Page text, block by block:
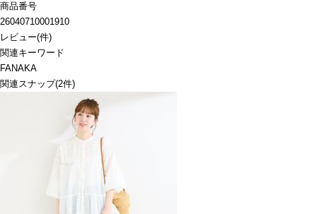
商品番号
26040710001910
レビュー(件)
関連キーワード
FANAKA
関連スナップ(2件)